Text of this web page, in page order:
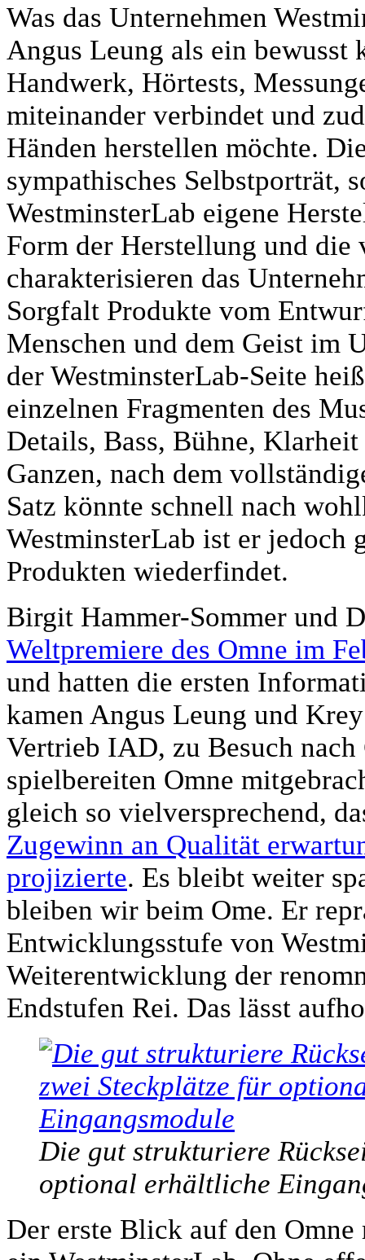
Was das Unternehmen
Angus Leung als ein bewusst
Handwerk, Hörtests,
miteinander verbindet und
Händen herstellen möchte.
sympathisches Selbstporträt,
WestminsterLab eigene
Form der Herstellung und
charakterisieren das
Sorgfalt Produkte vom
Menschen und dem Geist im
der WestminsterLab-Seite
einzelnen Fragmenten des
Details, Bass, Bühne,
Ganzen, nach dem
Satz könnte schnell nach
WestminsterLab ist er jedoch
Produkten wiederfindet.
Birgit Hammer-Sommer und
Weltpremiere des Omne im
und hatten die ersten
kamen Angus Leung und
Vertrieb IAD, zu Besuch
spielbereiten Omne
gleich so vielversprechend,
Zugewinn an Qualität
projizierte. Es bleibt weiter
bleiben wir beim Ome. Er
Entwicklungsstufe von
Weiterentwicklung der
Endstufen Rei. Das lässt
Die gut strukturiere
optional erhältliche
Der erste Blick auf den